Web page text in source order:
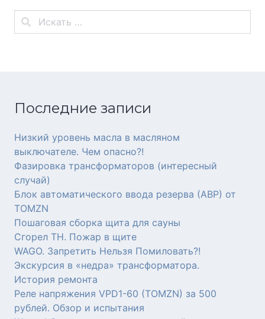
Последние записи
Низкий уровень масла в масляном
выключателе. Чем опасно?!
Фазировка трансформаторов (интересный
случай)
Блок автоматического ввода резерва (АВР) от
TOMZN
Пошаговая сборка щита для сауны
Сгорел ТН. Пожар в щите
WAGO. Запретить Нельзя Помиловать?!
Экскурсия в «недра» трансформатора.
История ремонта
Реле напряжения VPD1-60 (TOMZN) за 500
рублей. Обзор и испытания